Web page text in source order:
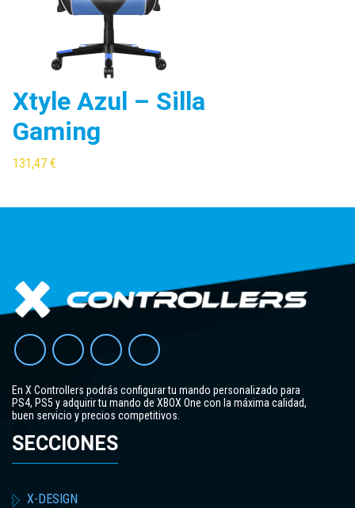
Xtyle Azul – Silla
Gaming
131,47 €
En X Controllers podrás configurar tu mando personalizado para
PS4, PS5 y adquirir tu mando de XBOX One con la máxima calidad,
buen servicio y precios competitivos.
SECCIONES
X-DESIGN